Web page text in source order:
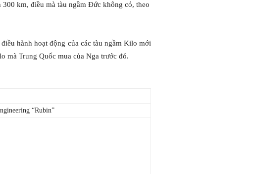
km, điều mà tàu ngầm Đức không có, theo
hành hoạt động của các tàu ngầm Kilo mới
mà Trung Quốc mua của Nga trước đó.
“Rubin”